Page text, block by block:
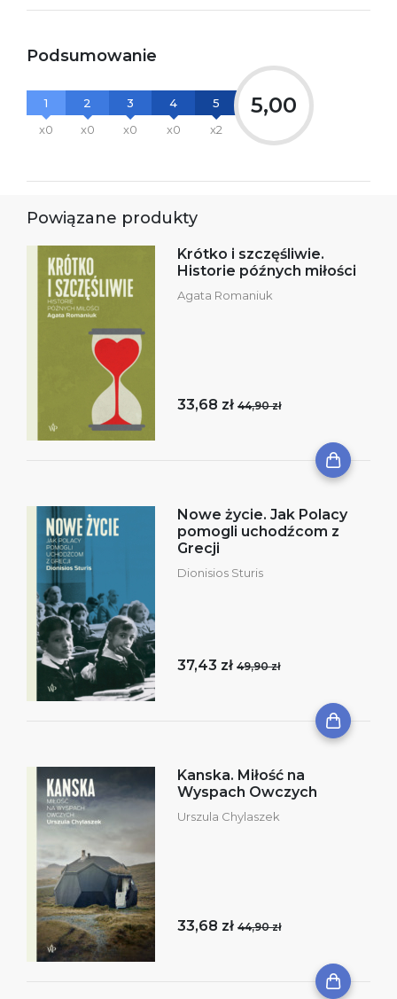
Podsumowanie
1
x0
2
x0
3
x0
4
x0
5
x2
5,00
Powiązane produkty
Krótko i szczęśliwie.
Historie późnych miłości
Agata Romaniuk
33,68 zł 44,90 zł
Nowe życie. Jak Polacy
pomogli uchodźcom z
Grecji
Dionisios Sturis
37,43 zł 49,90 zł
Kanska. Miłość na
Wyspach Owczych
Urszula Chylaszek
33,68 zł 44,90 zł